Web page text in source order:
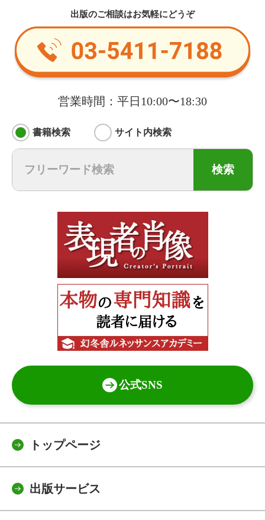
出版のご相談はお気軽にどうぞ
営業時間：平日10:00〜18:30
書籍検索 サイト内検索
検索
公式SNS
トップページ
出版サービス